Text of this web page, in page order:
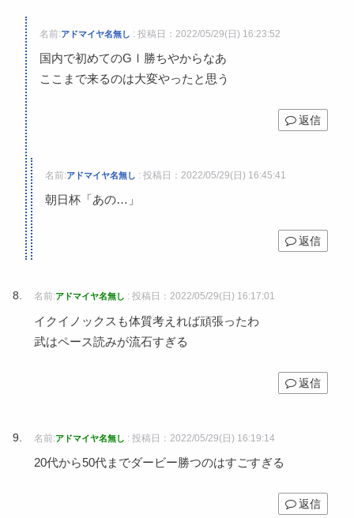
名前:アドマイヤ名無し : 投稿日：2022/05/29(日) 16:23:52
国内で初めてのGⅠ勝ちやからなあ
ここまで来るのは大変やったと思う
返信
名前:アドマイヤ名無し : 投稿日：2022/05/29(日) 16:45:41
朝日杯「あの…」
返信
名前:アドマイヤ名無し : 投稿日：2022/05/29(日) 16:17:01
イクイノックスも体質考えれば頑張ったわ
武はペース読みが流石すぎる
返信
名前:アドマイヤ名無し : 投稿日：2022/05/29(日) 16:19:14
20代から50代までダービー勝つのはすごすぎる
返信